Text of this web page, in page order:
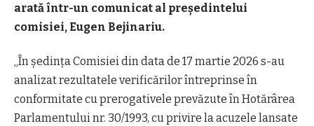
arată într-un comunicat al președintelui
comisiei, Eugen Bejinariu.
„În ședința Comisiei din data de 17 martie 2026 s-au
analizat rezultatele verificărilor întreprinse în
conformitate cu prerogativele prevăzute în Hotărârea
Parlamentului nr. 30/1993, cu privire la acuzele lansate